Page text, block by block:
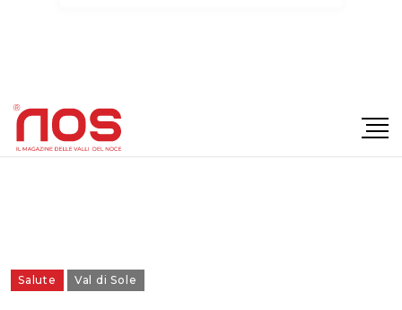
Salute Val di Sole